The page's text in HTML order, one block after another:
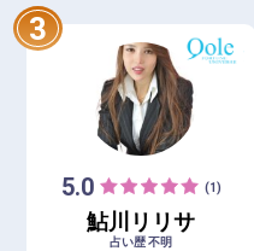
3
5.0 (1)
鮎川リリサ
占い歴 不明